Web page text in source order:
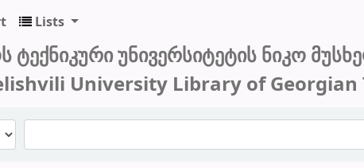
Lists
უნივერსიტეტის ნიკო
University Library of Georgian